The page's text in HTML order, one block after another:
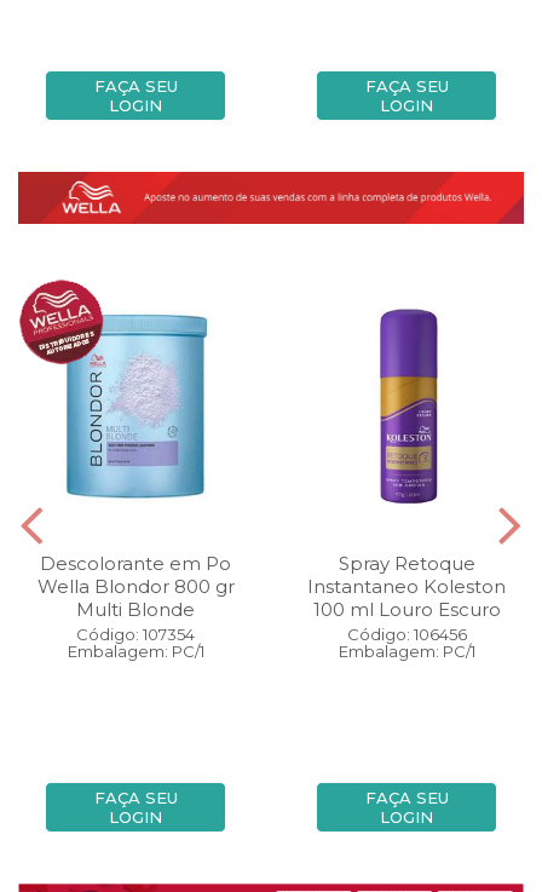
FAÇA SEU
LOGIN
FAÇA SEU
LOGIN
Descolorante em Po
Wella Blondor 800 gr
Multi Blonde
Código: 107354
Embalagem: PC/1
FAÇA SEU
LOGIN
Spray Retoque
Instantaneo Koleston
100 ml Louro Escuro
Código: 106456
Embalagem: PC/1
FAÇA SEU
LOGIN